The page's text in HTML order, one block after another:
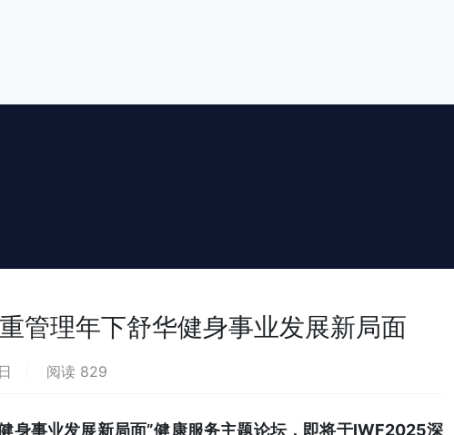
管理年下舒华健身事业发展新局面
阅读 829
事业发展新局面”健康服务主题论坛，即将于IWF2025深